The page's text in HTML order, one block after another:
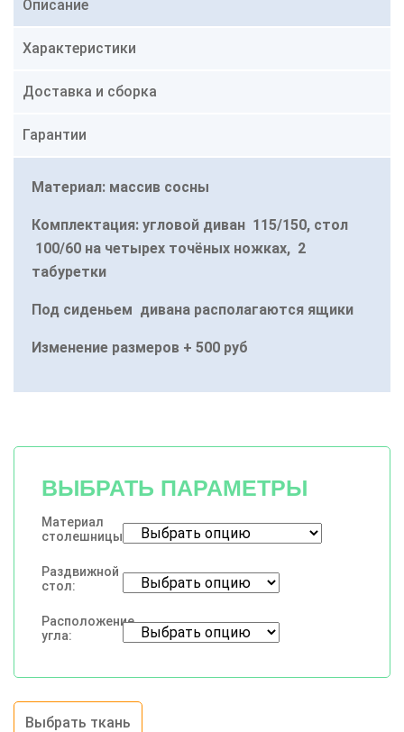
Описание
Характеристики
Доставка и сборка
Гарантии
Материал: массив сосны
Комплектация: угловой диван 115/150, стол
100/60 на четырех точёных ножках, 2
табуретки
Под сиденьем дивана располагаются ящики
Изменение размеров + 500 руб
ВЫБРАТЬ ПАРАМЕТРЫ
Материал
столешницы:
Раздвижной
стол:
Расположение
угла:
Выбрать ткань